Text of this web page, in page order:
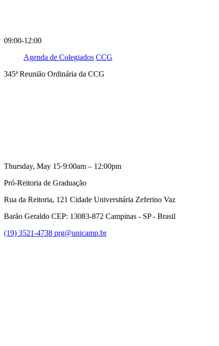
09:00-12:00
Agenda de Colegiados CCG
345ª Reunião Ordinária da CCG
Thursday, May 15·9:00am – 12:00pm
Pró-Reitoria de Graduação
Rua da Reitoria, 121 Cidade Universitária Zeferino Vaz
Barão Geraldo CEP: 13083-872 Campinas - SP - Brasil
(19) 3521-4738 prg@unicamp.br